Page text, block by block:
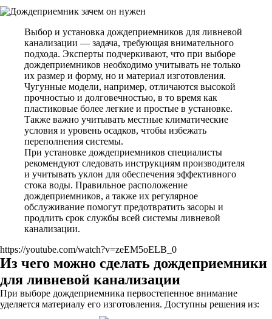
Выбор и установка дождеприемников для ливневой
канализации — задача, требующая внимательного
подхода. Эксперты подчеркивают, что при выборе
дождеприемников необходимо учитывать не только
их размер и форму, но и материал изготовления.
Чугунные модели, например, отличаются высокой
прочностью и долговечностью, в то время как
пластиковые более легкие и простые в установке.
Также важно учитывать местные климатические
условия и уровень осадков, чтобы избежать
переполнения системы.
При установке дождеприемников специалисты
рекомендуют следовать инструкциям производителя
и учитывать уклон для обеспечения эффективного
стока воды. Правильное расположение
дождеприемников, а также их регулярное
обслуживание помогут предотвратить засоры и
продлить срок службы всей системы ливневой
канализации.
https://youtube.com/watch?v=zeEM5oELB_0
Из чего можно сделать дождеприемники
для ливневой канализации
При выборе дождеприемника первостепенное внимание
уделяется материалу его изготовления. Доступны решения из: